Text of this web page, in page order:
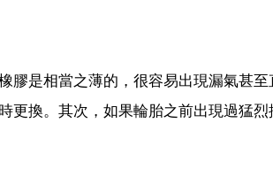
膠是相當之薄的，很容易出現漏氣甚
更換。其次，如果輪胎之前出現過猛